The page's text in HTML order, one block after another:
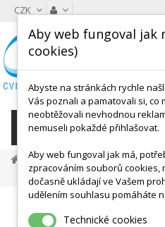
CZK
KATEGORIE
Balanční Cvičení
Balanční Točna - Thera Band
Aby web fungoval jak
cookies)
Abyste na stránkách rychle
Vás poznali a pamatovali si, co
neobtěžovali nevhodnou
nemuseli pokaždé přihlašovat.
Aby web fungoval jak má,
zpracováním souborů cookies,
dočasně ukládají ve Vašem
udělením souhlasu pomáháte
Technické cookies